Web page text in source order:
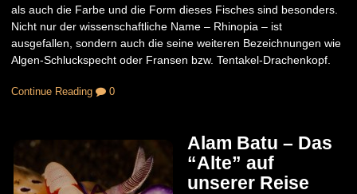
als auch die Farbe und die Form dieses Fisches sind besonders.
Nicht nur der wissenschaftliche Name – Rhinopia – ist
ausgefallen, sondern auch die seine weiteren Bezeichnungen wie
Algen-Schluckspecht oder Fransen bzw. Tentakel-Drachenkopf.
Continue Reading 0
Alam Batu – Das
“Alte” auf
unserer Reise